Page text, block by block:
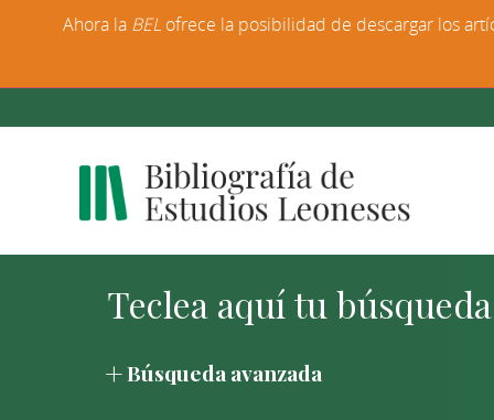
Búsqueda avanzada
Ahora la BEL ofrece la posibilidad de descargar los